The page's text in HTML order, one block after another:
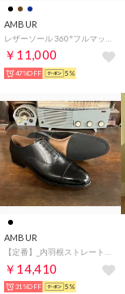
AMBUR
￥11,000
47%OFF 5%
AMBUR
￥14,410
31%OFF 5%